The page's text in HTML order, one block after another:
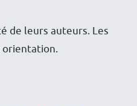
de leurs auteurs. Les
orientation.